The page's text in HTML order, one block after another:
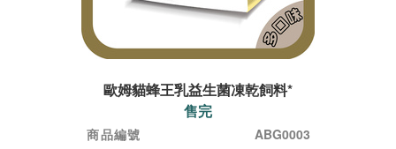
歐姆貓蜂王乳益生菌凍乾飼料*
售完
商品編號
ABG0003